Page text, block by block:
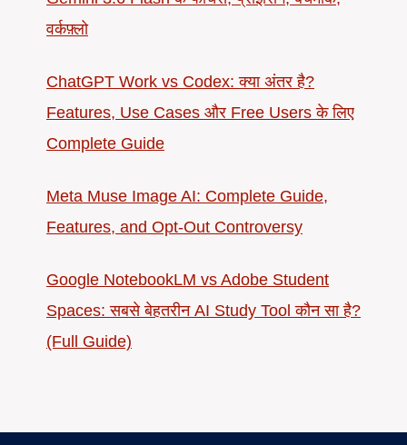
वर्कफ़्लो
ChatGPT Work vs Codex: क्या अंतर है?
Features, Use Cases और Free Users के लिए
Complete Guide
Meta Muse Image AI: Complete Guide,
Features, and Opt-Out Controversy
Google NotebookLM vs Adobe Student
Spaces: सबसे बेहतरीन AI Study Tool कौन सा है?
(Full Guide)